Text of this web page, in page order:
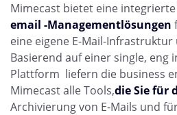
Mimecast bietet eine
email -Managementlösungen
eine eigene E-Mail-
Basierend auf einer single, eng
Plattform liefern die business
Mimecast alle Tools,die Sie für
Archivierung von E-Mails und